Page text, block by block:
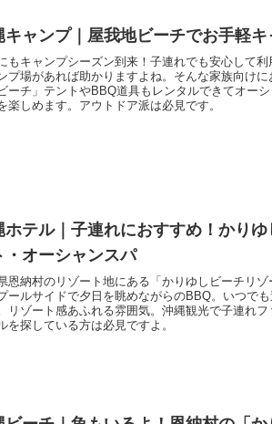
キャンプ｜屋我地ビーチでお手軽キ
もキャンプシーズン到来！子連れでも安心して
プ場があれば助かりますよね。そんな家族向け
ーチ」テントやBBQ道具もレンタルできてオー
楽しめます。アウトドア派は必見です。
ホテル｜子連れにおすすめ！かり
・オーシャンスパ
恩納村のリゾート地にある「かりゆしビーチリゾ
ールサイドで夕日を眺めながらのBBQ。いつで
リゾート感あふれる雰囲気。沖縄観光で子連れ
を探している方は必見ですよ。